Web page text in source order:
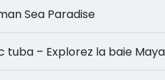
Sea Paradise
tuba – Explorez la baie Maya